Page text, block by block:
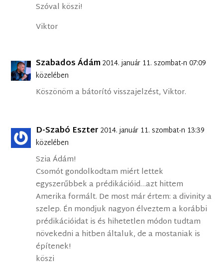
Szóval köszi!
Viktor
Szabados Ádám2014. január 11. szombat-n 07:09
közelében
Köszönöm a bátorító visszajelzést, Viktor.
D-Szabó Eszter 2014. január 11. szombat-n 13:39
közelében
Szia Ádám!
Csomót gondolkodtam miért lettek
egyszerűbbek a prédikációid…azt hittem
Amerika formált. De most már értem: a divinity a
szelep. Én mondjuk nagyon élveztem a korábbi
prédikációidat is és hihetetlen módon tudtam
növekedni a hitben általuk, de a mostaniak is
építenek!
köszi